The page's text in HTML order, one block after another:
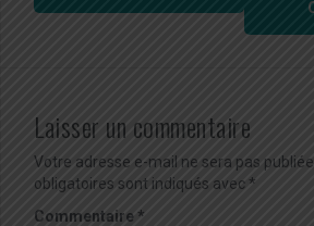
Laisser un commentaire
Votre adresse e-mail ne sera pas publiée.
obligatoires sont indiqués avec*
Commentaire*